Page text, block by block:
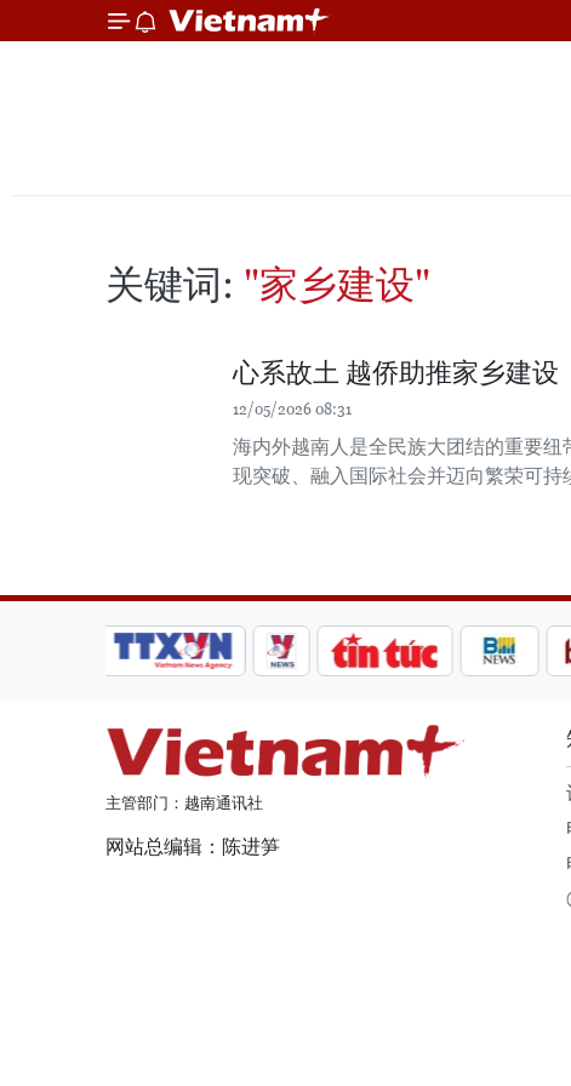
关键词: "家乡建设"
心系故土 越侨助推家乡建设
12/05/2026 08:31
海内外越南人是全民族大团结的重要
现突破、融入国际社会并迈向繁荣可持
主管部门：越南通讯社
网站总编辑：陈进笋